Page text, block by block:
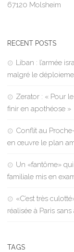
67120 Molsheim
RECENT POSTS
Liban : l’armée
malgré le
Zerator : « Pour
finir en apothéose »
Conflit au
en œuvre le plan
Un «fantôme»
familiale mis en
«C’est très
réalisée à Paris
TAGS